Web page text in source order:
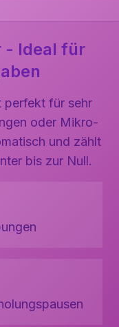
- Ideal für
perfekt für sehr
oder Mikro-
und zählt
bis zur Null.